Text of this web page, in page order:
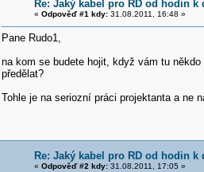
Re: Jaký kabel pro RD od hodin
« Odpověď #1 kdy:31.08.2011, 16:48 »
Pane Rudo1,
na kom se budete hojit, když vám tu
předělat?
Tohle je na seriozní práci projektanta a ne
Re: Jaký kabel pro RD od hodin
« Odpověď #2 kdy:31.08.2011, 17:05 »